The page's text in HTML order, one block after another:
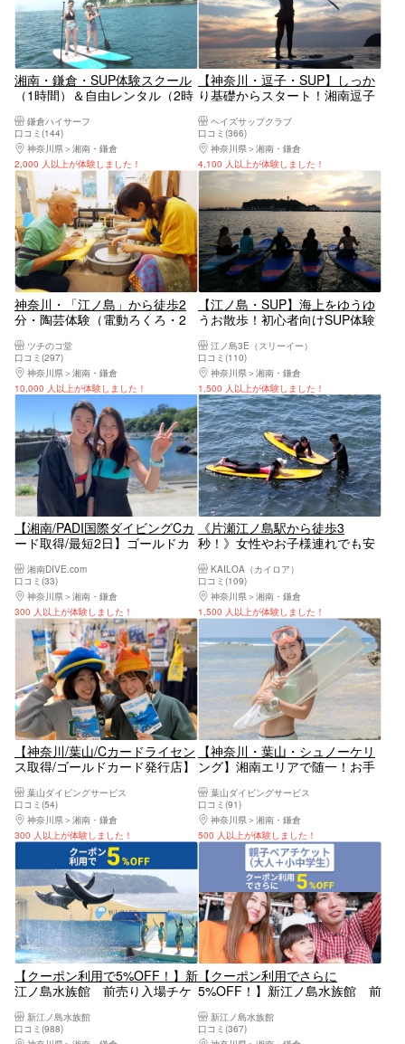
湘南・鎌倉・SUP体験スクール
（1時間）＆自由レンタル（2時
駅から徒歩3分・海の目の前！
＞
鎌倉ハイサーフ
口コミ(144)
神奈川県
湘南・鎌倉
2,000 人以上が体験しました！
【神奈川・逗子・SUP】しっか
り基礎からスタート！湘南逗子
ヘイズサップクラブ
口コミ(366)
神奈川県
湘南・鎌倉
4,100 人以上が体験しました！
神奈川・「江ノ島」から徒歩2
分・陶芸体験（電動ろくろ・2
ツチのコ堂
口コミ(297)
神奈川県
湘南・鎌倉
10,000 人以上が体験しました！
【江ノ島・SUP】海上をゆうゆ
うお散歩！初心者向けSUP体験
江ノ島3E（スリーイー）
口コミ(110)
神奈川県
湘南・鎌倉
1,500 人以上が体験しました！
【湘南/PADI国際ダイビングCカ
ード取得/最短2日】ゴールドカ
湘南DIVE.com
口コミ(33)
神奈川県
湘南・鎌倉
300 人以上が体験しました！
《片瀬江ノ島駅から徒歩3
秒！》女性やお子様連れでも安
ン体験！（2時間～2時間半）＜
神奈川・湘南・藤沢＞
KAILOA（カイロア）
口コミ(109)
神奈川県
湘南・鎌倉
1,500 人以上が体験しました！
【神奈川/葉山/Cカードライセン
ス取得/ゴールドカード発行店】
ンウォーター
葉山ダイビングサービス
口コミ(54)
神奈川県
湘南・鎌倉
300 人以上が体験しました！
【神奈川・葉山・シュノーケリ
ング】湘南エリアで随一！お手
葉山ダイビングサービス
口コミ(91)
神奈川県
湘南・鎌倉
500 人以上が体験しました！
【クーポン利用で5%OFF！】新
江ノ島水族館 前売り入場チケ
新江ノ島水族館
口コミ(988)
【クーポン利用でさらに
5%OFF！】新江ノ島水族館 前
生）入場チケット
新江ノ島水族館
口コミ(367)